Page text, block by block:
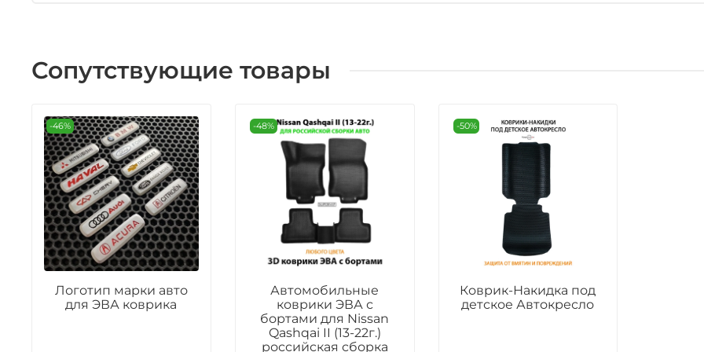
Сопутствующие товары
-46%
Логотип марки авто
для ЭВА коврика
-48%
Автомобильные
коврики ЭВА с
бортами для Nissan
Qashqai II (13-22г.)
российская сборка
-50%
Коврик-Накидка под
детское Автокресло